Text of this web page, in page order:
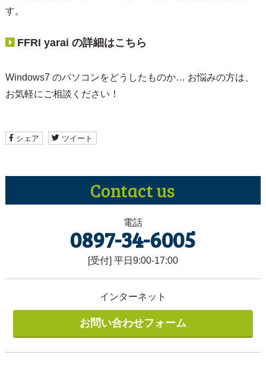
す。
FFRI yarai の詳細はこちら
Windows7 のパソコンをどうしたものか… お悩みの方は、
お気軽にご相談ください！
シェア ツイート
Contactus
電話
0897-34-6005
[受付] 平日9:00-17:00
インターネット
お問い合わせフォーム